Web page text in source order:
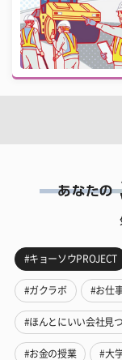
#キョーソウPROJECT
#ガクラボ #お仕
#ほんとにいい会社見
#お金の授業 #大